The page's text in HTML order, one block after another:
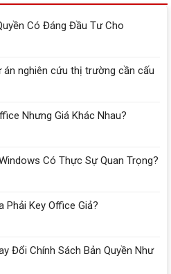
Có Đáng Đầu Tư Cho
nghiên cứu thị trường cần cấu
Nhưng Giá Khác Nhau?
Có Thực Sự Quan Trọng?
Phải Key Office Giả?
Đổi Chính Sách Bản Quyền Như